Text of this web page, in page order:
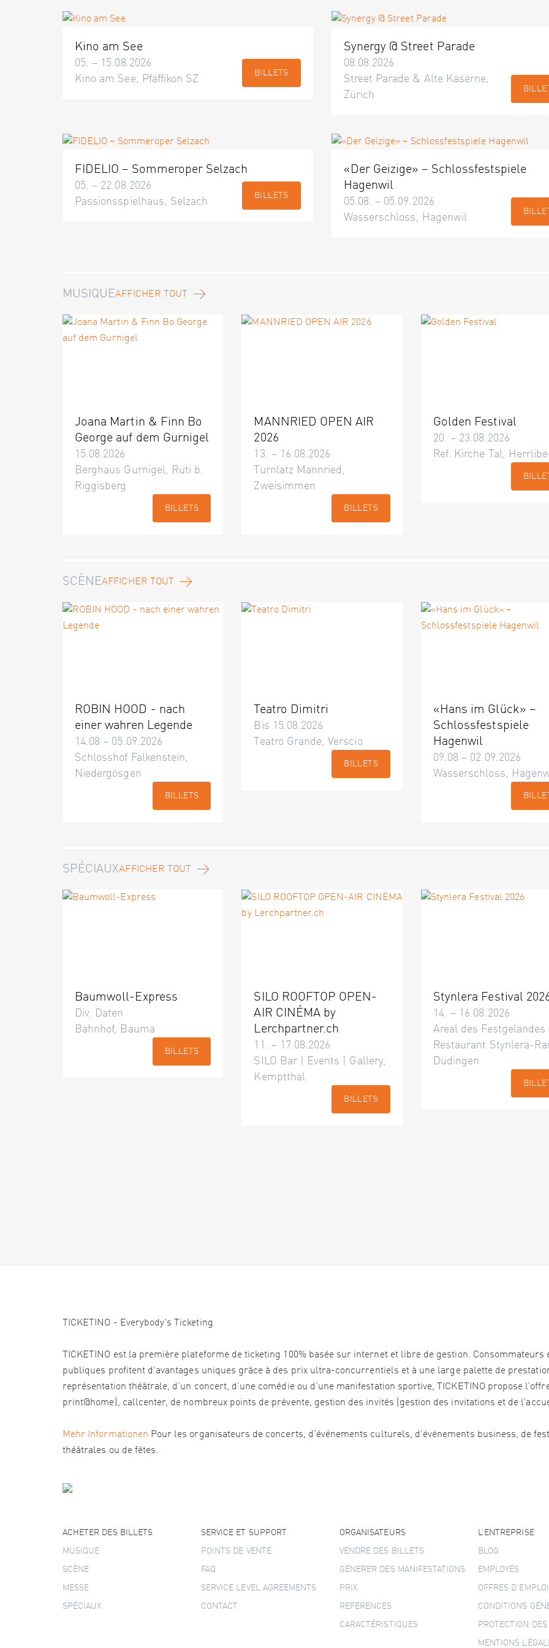
Kino am See
05. – 15.08.2026
Kino am See, Pfäffikon SZ
BILLETS
Synergy @ Street Parade
08.08.2026
Street Parade & Alte Kaserne,
Zürich
FIDELIO – Sommeroper Selzach
05. – 22.08.2026
Passionsspielhaus, Selzach
BILLETS
«Der Geizige» – Schlossfestspiele
Hagenwil
05.08. – 05.09.2026
Wasserschloss, Hagenwil
MUSIQUEAFFICHER TOUT
Joana Martin & Finn Bo
George auf dem Gurnigel
15.08.2026
Berghaus Gurnigel, Rüti b.
Riggisberg
BILLETS
MANNRIED OPEN AIR
2026
13. – 16.08.2026
Turnlatz Mannried,
Zweisimmen
BILLETS
Golden Festival
20. – 23.08.2026
Ref. Kirche Tal,
SCÈNEAFFICHER TOUT
ROBIN HOOD - nach
einer wahren Legende
14.08 – 05.09.2026
Schlosshof Falkenstein,
Niedergösgen
BILLETS
Teatro Dimitri
Bis 15.08.2026
Teatro Grande, Verscio
BILLETS
«Hans im Glück» –
Schlossfestspiele
Hagenwil
09.08 – 02.09.2026
Wasserschloss,
SPÉCIAUXAFFICHER TOUT
Baumwoll-Express
Div. Daten
Bahnhof, Bauma
BILLETS
SILO ROOFTOP OPEN-
AIR CINÉMA by
Lerchpartner.ch
11. – 17.08.2026
SILO Bar | Events | Gallery,
Kemptthal
BILLETS
Stynlera Festival
14. – 16.08.2026
Areal des Festgeländes
Restaurant Stynlera-
Düdingen
TICKETINO - Everybody's Ticketing
TICKETINO est la première plateforme de ticketing 100% basée sur internet et libre de gestion.
publiques profitent d’avantages uniques grâce à des prix ultra-concurrentiels et à une large palette de
représentation théâtrale, d’un concert, d’une comédie ou d’une manifestation sportive, TICKETINO propose
print@home), callcenter, de nombreux points de prévente, gestion des invités (gestion des invitations et de
Mehr Informationen Pour les organisateurs de concerts, d’événements culturels, d’événements business, de
théâtrales ou de fêtes.
ACHETER DES BILLETS
MUSIQUE
SCÈNE
MESSE
SPÉCIAUX
SERVICE ET SUPPORT
POINTS DE VENTE
FAQ
SERVICE LEVEL AGREEMENTS
CONTACT
ORGANISATEURS
VENDRE DES BILLETS
GÉNERER DES MANIFESTATIONS
PRIX
REFERENCES
CARACTÉRISTIQUES
L’ENTREPRISE
BLOG
EMPLOYÉS
OFFRES D’EMPLOI
CONDITIONS
PROTECTION
MENTIONS